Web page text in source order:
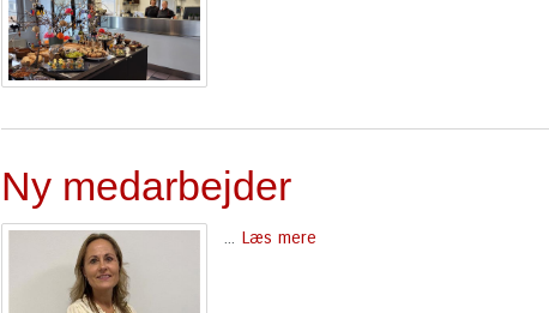
Ny medarbejder
... Læs mere